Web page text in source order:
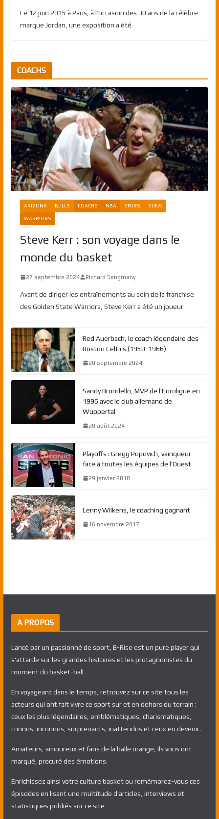
Le 12 juin 2015 à Paris, à l’occasion des 30 ans de la célèbre
marque Jordan, une exposition a été
COACHS
ARIZONA BULLS COACHS NBA SPURS SUNS
WARRIORS
Steve Kerr : son voyage dans le
monde du basket
27 septembre 2024 Richard Sengmany
Avant de diriger les entraînements au sein de la franchise
des Golden State Warriors, Steve Kerr a été un joueur
Red Auerbach, le coach légendaire des
Boston Celtics (1950-1966)
20 septembre 2024
Sandy Brondello, MVP de l’Euroligue en
1996 avec le club allemand de
Wuppertal
20 août 2024
Playoffs : Gregg Popovich, vainqueur
face à toutes les équipes de l’Ouest
29 janvier 2018
Lenny Wilkens, le coaching gagnant
16 novembre 2017
A PROPOS
Lancé par un passionné de sport, B-Rise est un pure player qui
s'attarde sur les grandes histoires et les protagnonistes du
moment du basket-ball
En voyageant dans le temps, retrouvez sur ce site tous les
acteurs qui ont fait vivre ce sport sur et en dehors du terrain :
ceux les plus légendaires, emblématiques, charismatiques,
connus, inconnus, surprenants, inattendus et ceux en devenir.
Amateurs, amoureux et fans de la balle orange, ils vous ont
marqué, procuré des émotions.
Enrichissez ainsi votre culture basket ou remémorez-vous ces
épisodes en lisant une multitude d'articles, interviews et
statistiques publiés sur ce site